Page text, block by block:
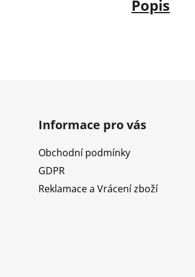
Popis
Informace pro vás
Obchodní podmínky
GDPR
Reklamace a Vrácení zboží